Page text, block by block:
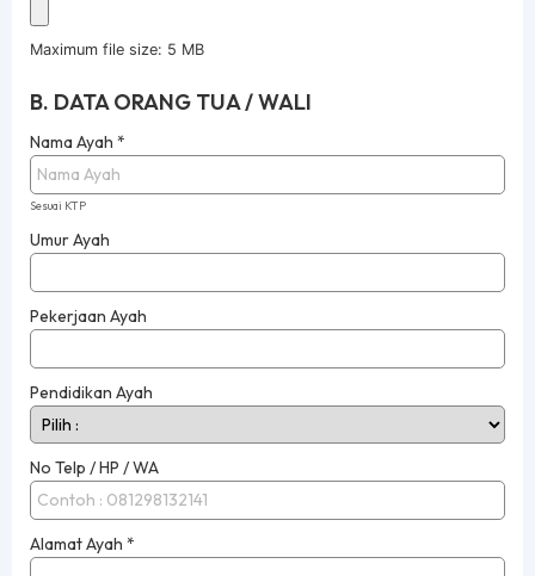
Maximum file size: 5 MB
B. DATA ORANG TUA / WALI
Nama Ayah *
Sesuai KTP
Umur Ayah
Pekerjaan Ayah
Pendidikan Ayah
No Telp / HP / WA
Alamat Ayah *